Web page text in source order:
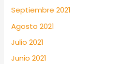
Septiembre 2021
Agosto 2021
Julio 2021
Junio 2021